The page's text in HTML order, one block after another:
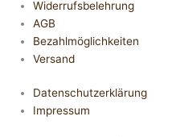
Widerrufsbelehrung
AGB
Bezahlmöglichkeiten
Versand
Datenschutzerklärung
Impressum